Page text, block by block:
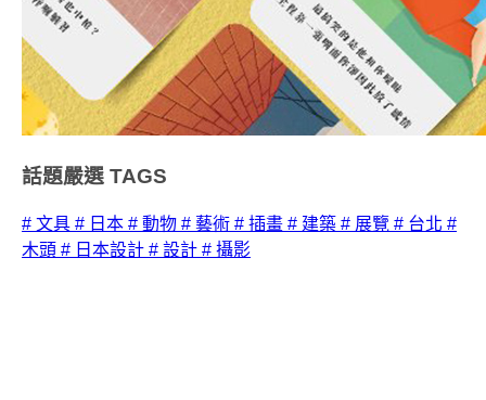
話題嚴選 TAGS
# 文具 # 日本 # 動物 # 藝術 # 插畫 # 建築 # 展覽 # 台北 #
木頭 # 日本設計 # 設計 # 攝影